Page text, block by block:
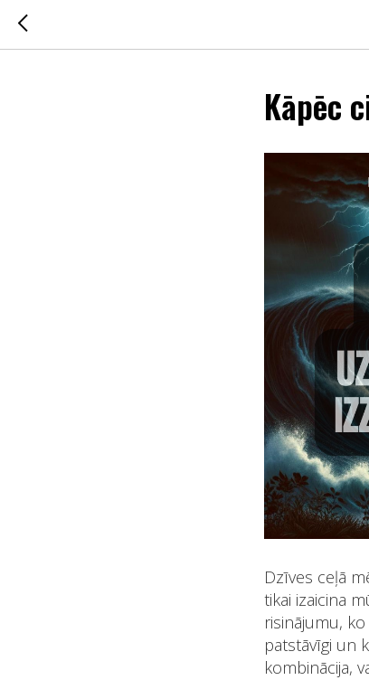
Kāpēc
Dzīves ceļā
tikai izaicina
risinājumu,
patstāvīgi un
kombinācija,